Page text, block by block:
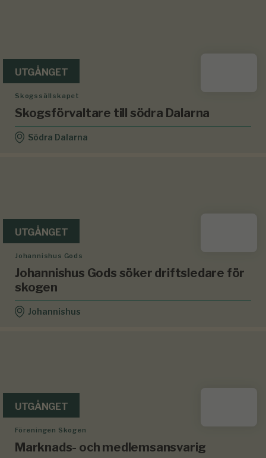
UTGÅNGET
Skogssällskapet
Skogsförvaltare till södra Dalarna
Södra Dalarna
UTGÅNGET
Johannishus Gods
Johannishus Gods söker driftsledare för
skogen
Johannishus
UTGÅNGET
Föreningen Skogen
Marknads- och medlemsansvarig